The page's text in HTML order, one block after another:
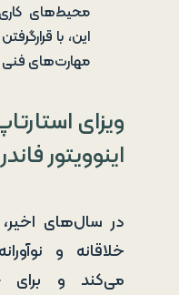
محیط‌های
این، با
مهارت‌های فنی
ویزای
اینوویتور
در سال‌های اخیر،
خلاقانه و
می‌کند و برای